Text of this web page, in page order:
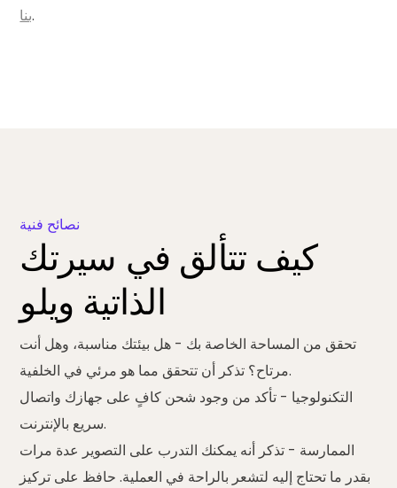
بنا.
نصائح فنية
كيف تتألق في سيرتك
الذاتية ويلو
تحقق من المساحة الخاصة بك - هل بيئتك مناسبة، وهل أنت
مرتاح؟ تذكر أن تتحقق مما هو مرئي في الخلفية.
التكنولوجيا - تأكد من وجود شحن كافٍ على جهازك واتصال
سريع بالإنترنت.
الممارسة - تذكر أنه يمكنك التدرب على التصوير عدة مرات
بقدر ما تحتاج إليه لتشعر بالراحة في العملية. حافظ على تركيز